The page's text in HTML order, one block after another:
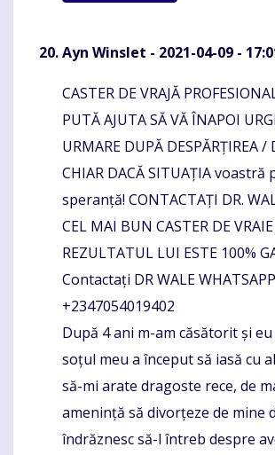
Ayn Winslet - 2021-04-09 -
Komentaras
CASTER DE VRAJĂ
PUTĂ AJUTA SĂ VĂ ÎNAPOI
URMARE DUPĂ DESPĂRȚIREA /
CHIAR DACĂ SITUAȚIA voastră
speranță! CONTACTAȚI DR.
CEL MAI BUN CASTER DE
REZULTATUL LUI ESTE 100%
Contactați DR WALE
+2347054019402
După 4 ani m-am căsătorit și
soțul meu a început să iasă cu
să-mi arate dragoste rece, de
amenință să divorțeze de mine
îndrăznesc să-l întreb despre